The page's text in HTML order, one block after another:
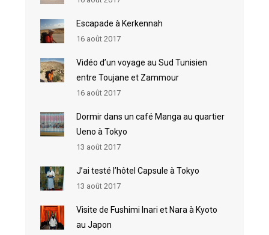
Escapade à Kerkennah
16 août 2017
Vidéo d’un voyage au Sud Tunisien
entre Toujane et Zammour
16 août 2017
Dormir dans un café Manga au quartier
Ueno à Tokyo
13 août 2017
J’ai testé l’hôtel Capsule à Tokyo
13 août 2017
Visite de Fushimi Inari et Nara à Kyoto
au Japon